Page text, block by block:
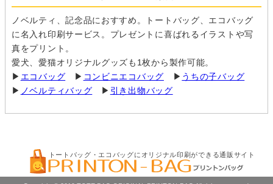
ノベルティ、記念品におすすめ。トートバッグ、エコバッグ
に名入れ印刷サービス。プレゼントに喜ばれるイラストや写
真をプリント。
愛犬、愛猫オリジナルグッズも1枚から製作可能。
▶ エコバッグ ▶ コンビニエコバッグ ▶ うちの子バッグ
▶ ノベルティバッグ ▶ 引き出物バッグ
トートバッグ・エコバッグにオリジナル印刷ができる通販サイト